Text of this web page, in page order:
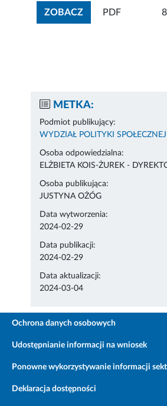
ZOBACZZOBACZ
PDF
METKA:
Podmiot publikujący:
WYDZIAŁ POLITYKI
Osoba odpowiedzialna:
ELŻBIETA KOIS-ŻUREK -
Osoba publikująca:
JUSTYNA OŻÓG
Data wytworzenia:
2024-02-29
Data publikacji:
2024-02-29
Data aktualizacji:
2024-03-04
Ochrona danych osobowych
Udostępnianie informacji na wniosek
Ponowne wykorzystywanie informacji
Deklaracja dostępności